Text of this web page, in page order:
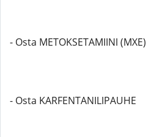
- Osta METOKSETAMIINI (MXE)
- Osta KARFENTANILIPAUHE